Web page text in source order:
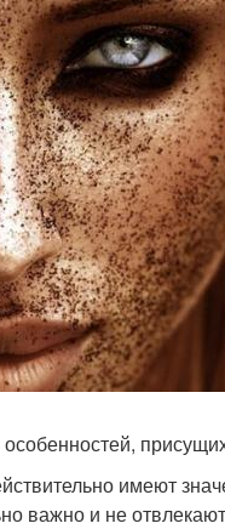
имеют
важно и не